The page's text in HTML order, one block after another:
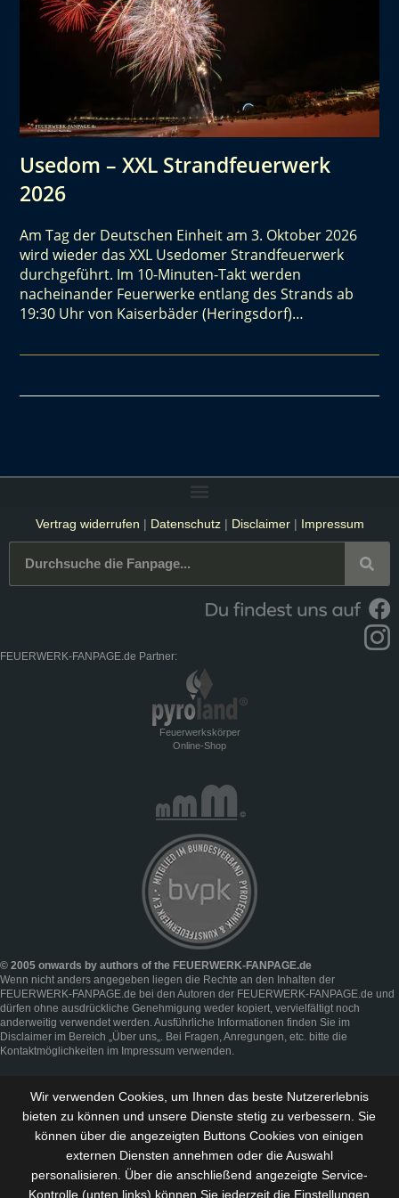
Usedom – XXL Strandfeuerwerk
2026
Am Tag der Deutschen Einheit am 3. Oktober 2026
wird wieder das XXL Usedomer Strandfeuerwerk
durchgeführt. Im 10-Minuten-Takt werden
nacheinander Feuerwerke entlang des Strands ab
19:30 Uhr von Kaiserbäder (Heringsdorf)…
Vertrag widerrufen | Datenschutz| Disclaimer| Impressum
FEUERWERK-FANPAGE.de Partner:
Feuerwerkskörper
Online-Shop
© 2005 onwards by authors of the FEUERWERK-FANPAGE.de
Wenn nicht anders angegeben liegen die Rechte an den Inhalten der
FEUERWERK-FANPAGE.de bei den Autoren der FEUERWERK-FANPAGE.de und
dürfen ohne ausdrückliche Genehmigung weder kopiert, vervielfältigt noch
anderweitig verwendet werden. Ausführliche Informationen finden Sie im
Disclaimer im Bereich „Über uns„. Bei Fragen, Anregungen, etc. bitte die
Kontaktmöglichkeiten im Impressum verwenden.
Wir verwenden Cookies, um Ihnen das beste Nutzererlebnis
bieten zu können und unsere Dienste stetig zu verbessern . Sie
können über die angezeigten Buttons Cookies von einigen
externen Diensten annehmen oder die Auswahl
personalisieren. Über die anschließend angezeigte Service-
Kontrolle (unten links) können Sie jederzeit die Einstellungen